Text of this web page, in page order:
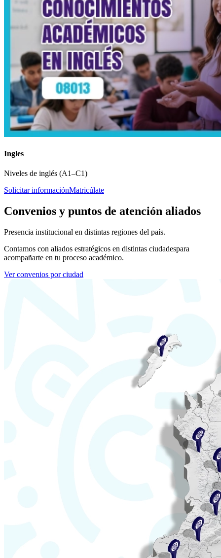
Ingles
Niveles de inglés (A1–C1)
Solicitar informaciónMatricúlate
Convenios y puntos de atención aliados
Presencia institucional en distintas regiones del país.
Contamos con aliados estratégicos en distintas ciudadespara
acompañarte en tu proceso académico.
Ver convenios por ciudad